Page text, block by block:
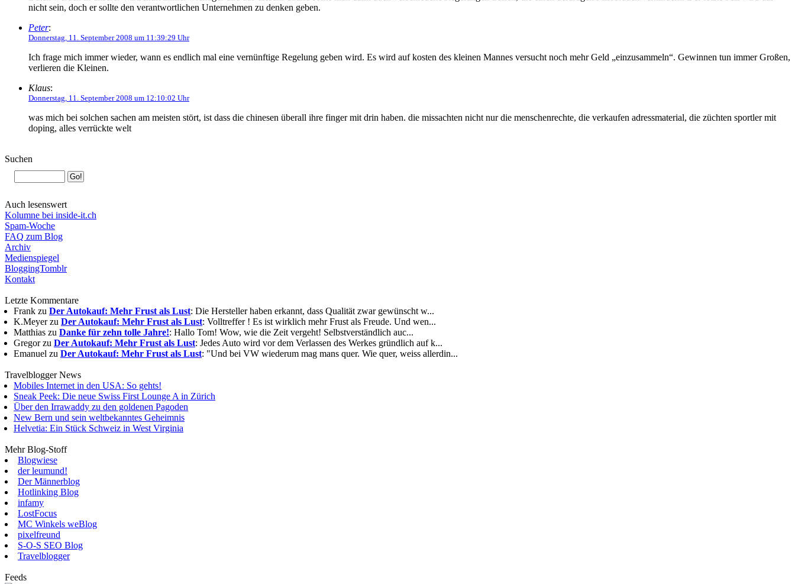
nicht sein, doch er sollte den verantwortlichen Unternehmen zu denken geben.
Peter:
Donnerstag, 11. September 2008 um 11:39:29 Uhr
Ich frage mich immer wieder, wann es endlich mal eine vernünftige Regelung geben wird. Es wird auf kosten des kleinen Mannes versucht noch mehr Geld „einzusammeln“. Gewinnen tun immer Großen,
verlieren die Kleinen.
Klaus:
Donnerstag, 11. September 2008 um 12:10:02 Uhr
was mich bei solchen sachen am meisten stört, ist dass die chinesen überall ihre finger mit drin haben. die missachten nicht nur die menschenrechte, die verkaufen adressmaterial, die züchten sportler mit
doping, alles verrückte welt
Suchen
Auch lesenswert
Kolumne bei inside-it.ch
Spam-Woche
FAQ zum Blog
Archiv
Medienspiegel
BloggingTomblr
Kontakt
Letzte Kommentare
Frank zu Der Autokauf: Mehr Frust als Lust: Die Hersteller haben erkannt, dass Qualität zwar gewünscht w...
K.Meyer zu Der Autokauf: Mehr Frust als Lust: Volltreffer ! Es ist wirklich mehr Frust als Freude. Und wen...
Matthias zu Danke für zehn tolle Jahre!: Hallo Tom! Wow, wie die Zeit vergeht! Selbstverständlich auc...
Gregor zu Der Autokauf: Mehr Frust als Lust: Jedes Auto wird vor dem Verlassen des Werkes gründlich auf k...
Emanuel zu Der Autokauf: Mehr Frust als Lust: "Und bei VW wiederum mag mans quer. Wie quer, weiss allerdin...
Travelblogger News
Mobiles Internet in den USA: So gehts!
Sneak Peek: Die neue Swiss First Lounge A in Zürich
Über den Irrawaddy zu den goldenen Pagoden
New Bern und sein weltbekanntes Geheimnis
Helvetia: Ein Stück Schweiz in West Virginia
Mehr Blog-Stoff
Blogwiese
der leumund!
Der Männerblog
Hotlinking Blog
infamy
LostFocus
MC Winkels weBlog
pixelfreund
S-O-S SEO Blog
Travelblogger
Feeds